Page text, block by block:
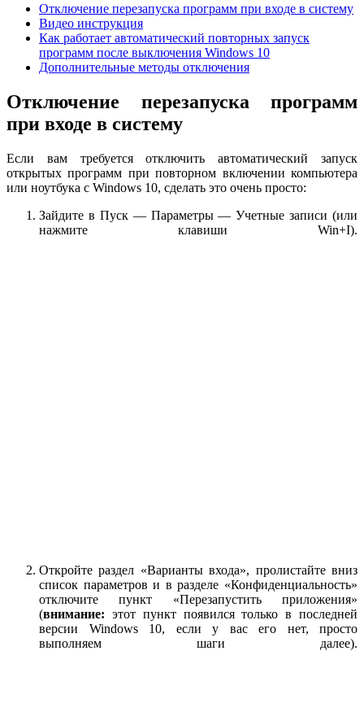
Отключение перезапуска программ при входе в систему
Видео инструкция
Как работает автоматический повторных запуск
программ после выключения Windows 10
Дополнительные методы отключения
Отключение перезапуска программ
при входе в систему
Если вам требуется отключить автоматический запуск
открытых программ при повторном включении компьютера
или ноутбука с Windows 10, сделать это очень просто:
Зайдите в Пуск — Параметры — Учетные записи (или
нажмите клавиши Win+I).
Откройте раздел «Варианты входа», пролистайте вниз
список параметров и в разделе «Конфиденциальность»
отключите пункт «Перезапустить приложения»
(внимание: этот пункт появился только в последней
версии Windows 10, если у вас его нет, просто
выполняем шаги далее).